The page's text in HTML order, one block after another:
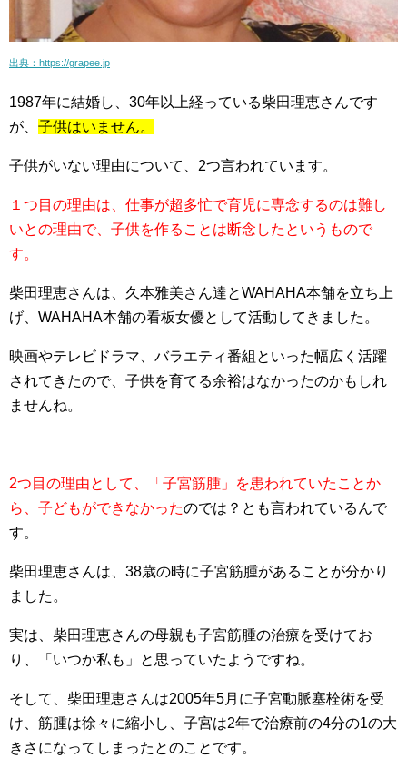
出典：https://grapee.jp
1987年に結婚し、30年以上経っている柴田理恵さんです
が、 子供はいません。
子供がいない理由について、2つ言われています。
１つ目の理由は、仕事が超多忙で育児に専念するのは難し
いとの理由で、子供を作ることは断念したというもので
す。
柴田理恵さんは、久本雅美さん達とWAHAHA本舗を立ち上
げ、WAHAHA本舗の看板女優として活動してきました。
映画やテレビドラマ、バラエティ番組といった幅広く活躍
されてきたので、子供を育てる余裕はなかったのかもしれ
ませんね。
2つ目の理由として、「子宮筋腫」を患われていたことか
ら、子どもができなかったのでは？とも言われているんで
す。
柴田理恵さんは、38歳の時に子宮筋腫があることが分かり
ました。
実は、柴田理恵さんの母親も子宮筋腫の治療を受けてお
り、「いつか私も」と思っていたようですね。
そして、柴田理恵さんは2005年5月に子宮動脈塞栓術を受
け、筋腫は徐々に縮小し、子宮は2年で治療前の4分の1の大
きさになってしまったとのことです。